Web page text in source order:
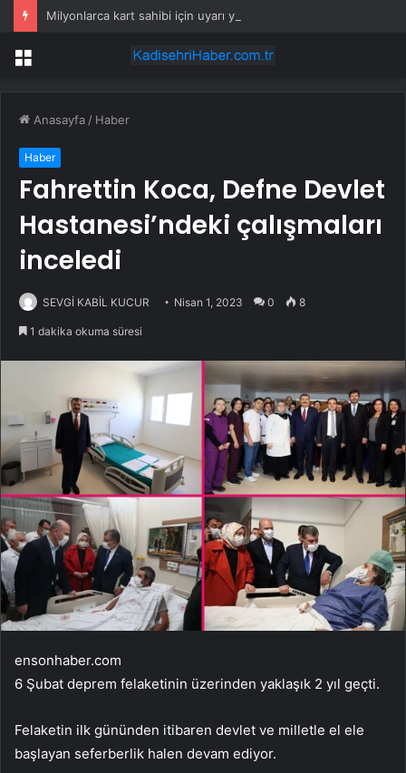
Menü
Anasayfa / Haber
Haber
Fahrettin Koca, Defne Devlet
Hastanesi’ndeki çalışmaları
inceledi
SEVGİ KABİL KUCUR Nisan 1, 2023 0 8
1 dakika okuma süresi
ensonhaber.com
6 Şubat deprem felaketinin üzerinden yaklaşık 2 yıl geçti.
Felaketin ilk gününden itibaren devlet ve milletle el ele
başlayan seferberlik halen devam ediyor.